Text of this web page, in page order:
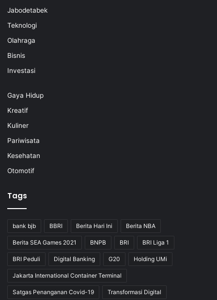
Jabodetabek
Teknologi
Olahraga
Bisnis
Investasi
Gaya Hidup
Kreatif
Kuliner
Pariwisata
Kesehatan
Otomotif
Tags
bank bjb BBRI Berita Hari Ini Berita NBA
Berita SEA Games 2021 BNPB BRI BRI Liga 1
BRI Peduli Digital Banking G20 Holding UMi
Jakarta International Container Terminal
Satgas Penanganan Covid-19 Transformasi Digital